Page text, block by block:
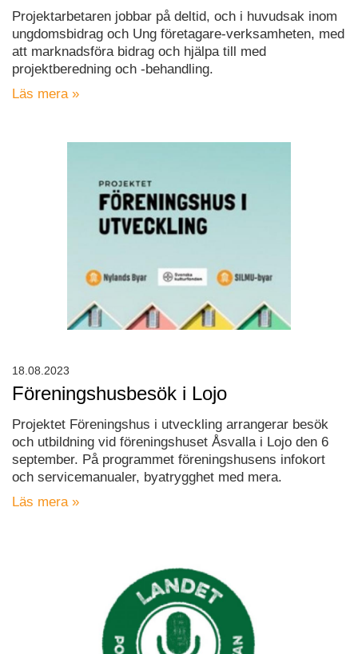
Projektarbetaren jobbar på deltid, och i huvudsak inom
ungdomsbidrag och Ung företagare-verksamheten, med
att marknadsföra bidrag och hjälpa till med
projektberedning och -behandling.
Läs mera »
Föreningshusbesök i Lojo
Projektet Föreningshus i utveckling arrangerar besök
och utbildning vid föreningshuset Åsvalla i Lojo den 6
september. På programmet föreningshusens infokort
och servicemanualer, byatrygghet med mera.
Läs mera »
18.08.2023